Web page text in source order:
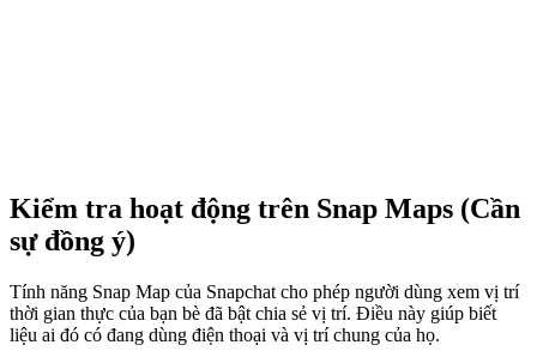
Kiểm tra hoạt động trên Snap Maps (Cần
sự đồng ý)
Tính năng Snap Map của Snapchat cho phép người dùng xem vị trí
thời gian thực của bạn bè đã bật chia sẻ vị trí. Điều này giúp biết
liệu ai đó có đang dùng điện thoại và vị trí chung của họ.